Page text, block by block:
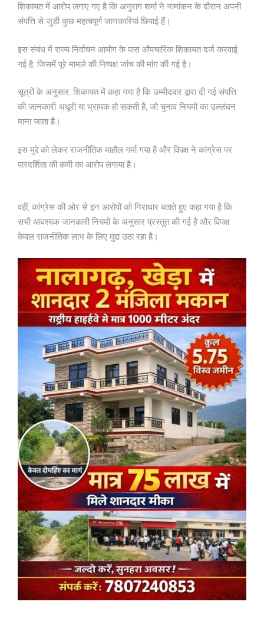
शिकायत में आरोप लगाए गए है कि अनुराग शर्मा ने नामांकन के दौरान अपनी
संपत्ति से जुड़ी कुछ महत्वपूर्ण जानकारियां छिपाई हैं।
इस संबंध में राज्य निर्वाचन आयोग के पास औपचारिक शिकायत दर्ज करवाई
गई है, जिसमें पूरे मामले की निष्पक्ष जांच की मांग की गई है।
सूत्रों के अनुसार, शिकायत में कहा गया है कि उम्मीदवार द्वारा दी गई संपत्ति
की जानकारी अधूरी या भ्रामक हो सकती है, जो चुनाव नियमों का उल्लंघन
माना जाता है।
इस मुद्दे को लेकर राजनीतिक माहौल गर्मा गया है और विपक्ष ने कांग्रेस पर
पारदर्शिता की कमी का आरोप लगाया है।
वहीं, कांग्रेस की ओर से इन आरोपों को निराधार बताते हुए कहा गया है कि
सभी आवश्यक जानकारी नियमों के अनुसार प्रस्तुत की गई है और विपक्ष
केवल राजनीतिक लाभ के लिए मुद्दा उठा रहा है।